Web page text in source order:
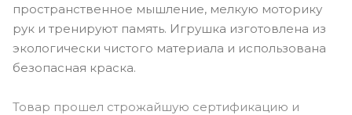
пространственное мышление, мелкую моторику
рук и тренируют память. Игрушка изготовлена из
экологически чистого материала и использована
безопасная краска.
Товар прошел строжайшую сертификацию и